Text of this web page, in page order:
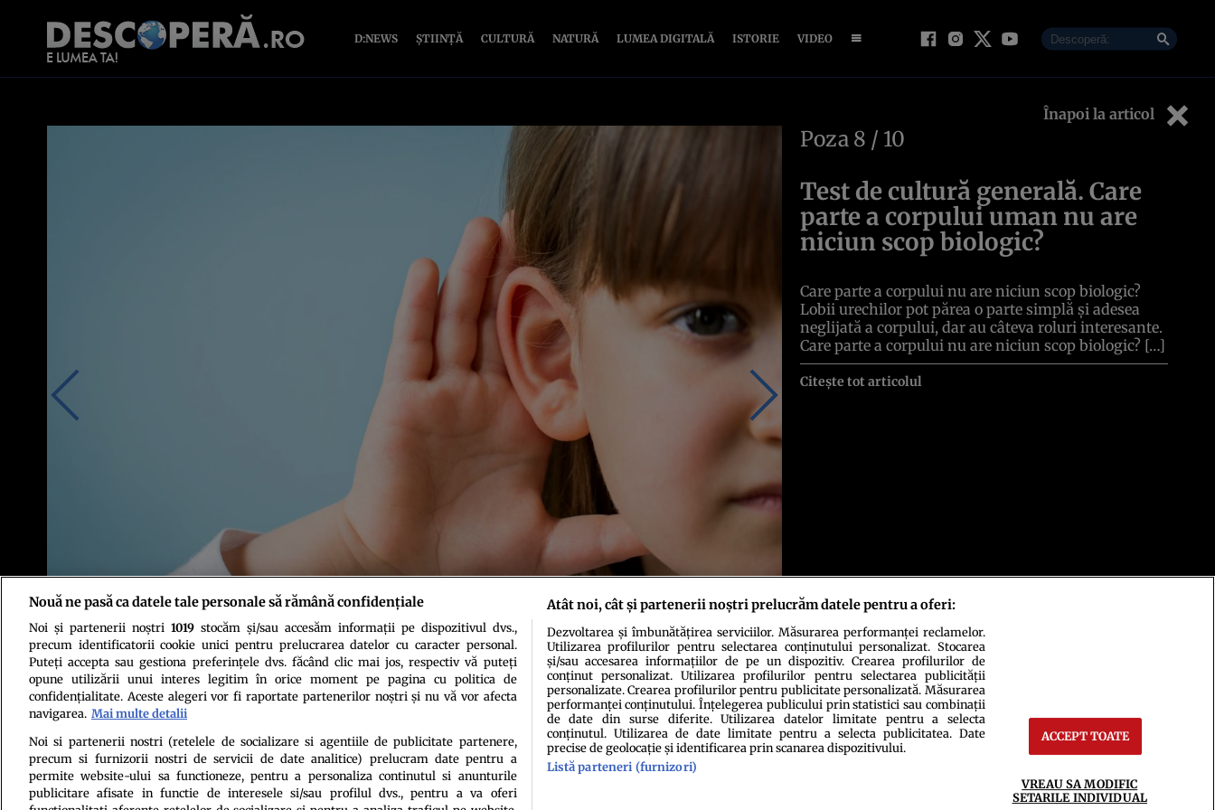
D:NEWS ȘTIINȚĂ CULTURĂ NATURĂ LUMEA DIGITALĂ ISTORIE VIDEO
Înapoi la articol
Foto: Shutterstock
Poza 8 / 10
Test de cultură generală. Care
parte a corpului uman nu are
niciun scop biologic?
Care parte a corpului nu are niciun scop biologic?
Lobii urechilor pot părea o parte simplă și adesea
neglijată a corpului, dar au câteva roluri interesante.
Care parte a corpului nu are niciun scop biologic? […]
Citește tot articolul
Politica de confidenţialitatePolitica de cookiesTermeni şi condiţiiEchipa redacțională
Nouă ne pasă ca datele tale personale să rămână confidențiale
Noi și partenerii noștri 1019stocăm și/sau accesăm informații pe dispozitivul dvs.,
precum identificatorii cookie unici pentru prelucrarea datelor cu caracter personal.
Puteți accepta sau gestiona preferințele dvs. făcând clic mai jos, respectiv vă puteți
opune utilizării unui interes legitim în orice moment pe pagina cu politica de
confidențialitate. Aceste alegeri vor fi raportate partenerilor noștri și nu vă vor afecta
navigarea. Mai multe detalii
Noi si partenerii nostri (retelele de socializare si agentiile de publicitate partenere,
precum si furnizorii nostri de servicii de date analitice) prelucram date pentru a
permite website-ului sa functioneze, pentru a personaliza continutul si anunturile
publicitare afisate in functie de interesele si/sau profilul dvs., pentru a va oferi
Atât noi, cât și partenerii noștri prelucrăm datele pentru a oferi:
Dezvoltarea și îmbunătățirea serviciilor. Măsurarea performanței reclamelor.
Utilizarea profilurilor pentru selectarea conținutului personalizat. Stocarea
și/sau accesarea informațiilor de pe un dispozitiv. Crearea profilurilor de
conținut personalizat. Utilizarea profilurilor pentru selectarea publicității
personalizate. Crearea profilurilor pentru publicitate personalizată. Măsurarea
performanței conținutului. Înțelegerea publicului prin statistici sau combinații
de date din surse diferite. Utilizarea datelor limitate pentru a selecta
conținutul. Utilizarea de date limitate pentru a selecta publicitatea. Date
precise de geolocație și identificarea prin scanarea dispozitivului.
Listă parteneri (furnizori)
ACCEPT TOATE
VREAU SA MODIFIC
SETARILE INDIVIDUAL